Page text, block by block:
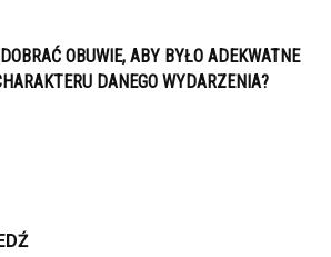
OBUWIE, ABY BYŁO ADEKWATNE
DANEGO WYDARZENIA?